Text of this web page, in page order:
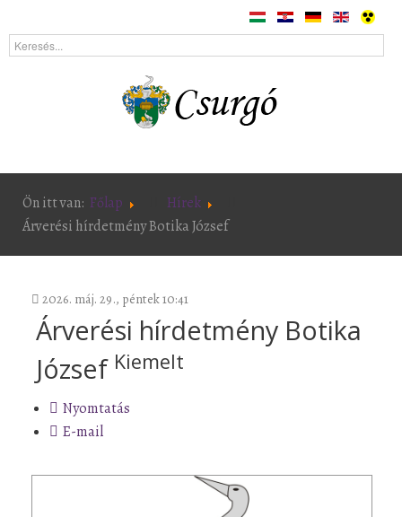
Ön itt van: Főlap
Hírek
Árverési hírdetmény Botika József
2026. máj. 29., péntek 10:41
Árverési hírdetmény Botika
József Kiemelt
Nyomtatás
E-mail